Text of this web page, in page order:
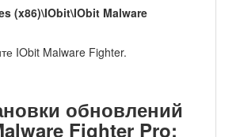
(x86)\IObit\IObit Malware
IObit Malware Fighter.
обновлений
Fighter Pro: